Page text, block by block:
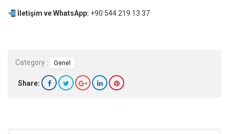
İletişim ve WhatsApp: +90 544 219 13 37
Category : Genel
Share: